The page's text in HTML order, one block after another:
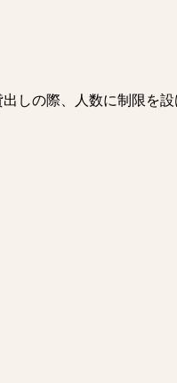
しの際、人数に制限を設